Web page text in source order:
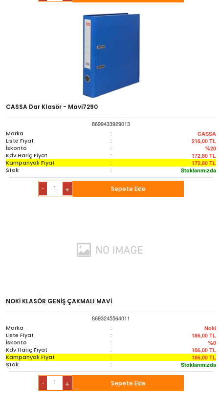
CASSA Dar Klasör - Mavi7290
8699433929013
Marka
: CASSA
Liste Fiyat : 216,00 TL
İskonto : %20
Kdv Hariç Fiyat : 172,80 TL
Kampanyalı Fiyat : 172,80 TL
Stok : Stoklarımızda
- + Sepete Ekle
NOKİ KLASÖR GENİŞ ÇAKMALI MAVİ
8693245564011
Marka
: Noki
Liste Fiyat : 186,00 TL
İskonto : %0
Kdv Hariç Fiyat : 186,00 TL
Kampanyalı Fiyat : 186,00 TL
Stok : Stoklarımızda
- + Sepete Ekle